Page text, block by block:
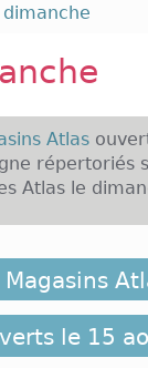
Atlas
répertoriés
Atlas le
magasins
les pièces
variés et
également
Magasins
le 15